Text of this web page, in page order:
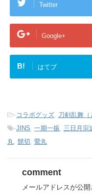
Twitter
Google+
B! はてブ
-コラボグッズ, 刀剣乱舞
-JINS, 一期一振, 三日月宗
丸, 髭切, 鶯丸
comment
メールアドレスが公